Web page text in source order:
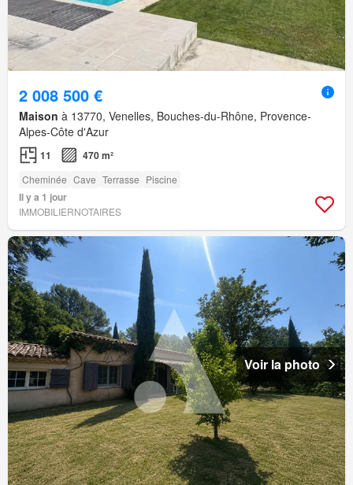
2 008 500 €
Maison à 13770, Venelles, Bouches-du-Rhône, Provence-
Alpes-Côte d'Azur
11 470 m²
Cheminée Cave Terrasse Piscine
Il y a 1 jour
IMMOBILIERNOTAIRES
Voir la photo